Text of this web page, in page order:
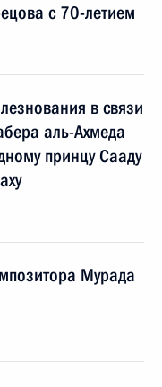
с 70-летием
в связи
аль-Ахмеда
принцу Сааду
Мурада